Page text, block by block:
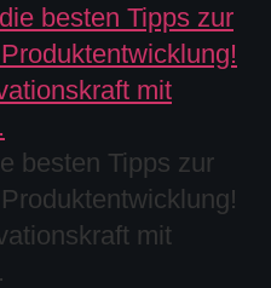
besten Tipps zur
mit